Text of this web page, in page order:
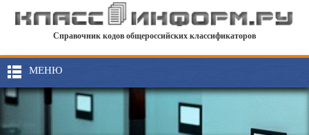
Справочник кодов общероссийских классификаторов
МЕНЮ